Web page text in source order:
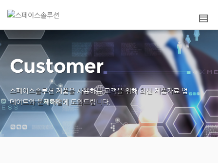
스페이스솔루션 제품을 사용하는 고객을 위해최신 제품자료 업
데이트와 문제해결에 도와드립니다.
Customer